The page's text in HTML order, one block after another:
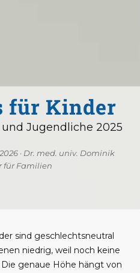
für Kinder
Jugendliche 2025
· Dr. med. univ. Dominik
für Familien
sind geschlechtsneutral
niedrig, weil noch keine
genaue Höhe hängt von